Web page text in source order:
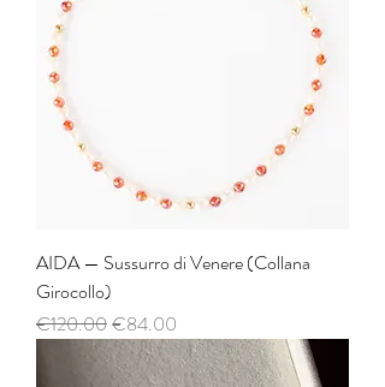
AIDA — Sussurro di Venere (Collana
Girocollo)
Regular Price
€120.00Sale Price
€84.00